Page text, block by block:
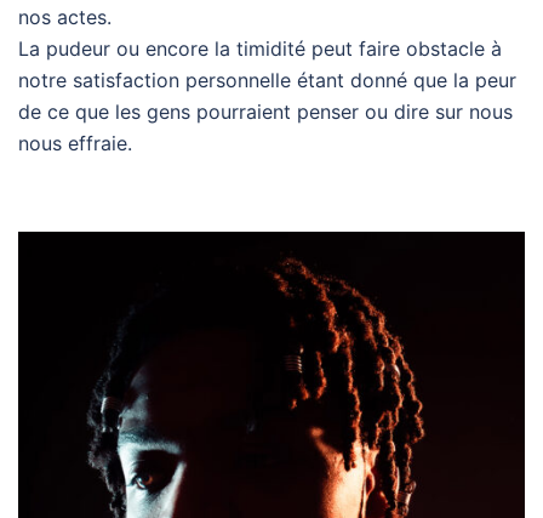
nos actes.
La pudeur ou encore la timidité peut faire obstacle à
notre satisfaction personnelle étant donné que la peur
de ce que les gens pourraient penser ou dire sur nous
nous effraie.